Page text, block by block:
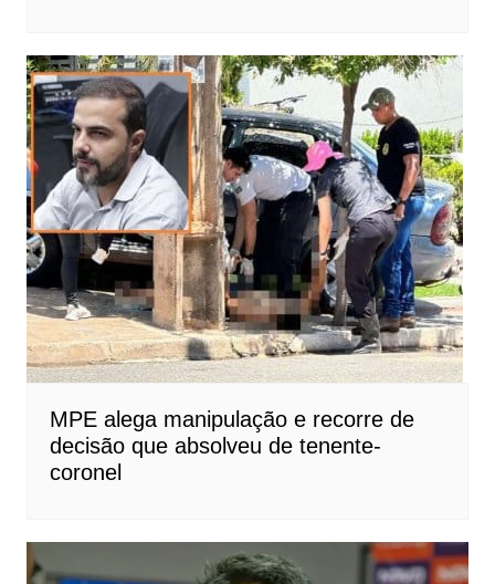
MPE alega manipulação e recorre de
decisão que absolveu de tenente-
coronel